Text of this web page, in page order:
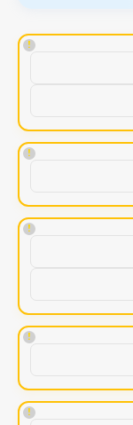
!
!
!
!
!